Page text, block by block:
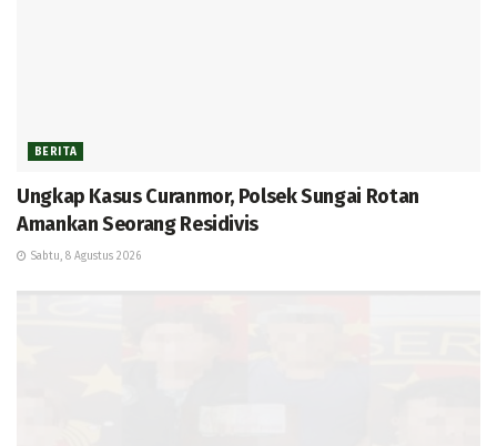
BERITA
Ungkap Kasus Curanmor, Polsek Sungai Rotan
Amankan Seorang Residivis
Sabtu, 8 Agustus 2026